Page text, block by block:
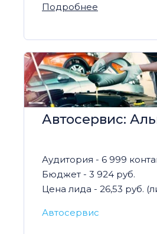
Подробнее
Автосервис:
Аудитория - 6 999
Бюджет - 3 924 руб.
Цена лида - 26,53 руб.
Автосервис